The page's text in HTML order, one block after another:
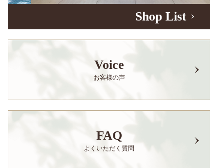
Shop List
Voice
お客様の声
FAQ
よくいただく質問